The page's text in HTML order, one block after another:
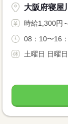
大阪府寝屋
時給1,300円
08：10〜16
土曜日 日曜日